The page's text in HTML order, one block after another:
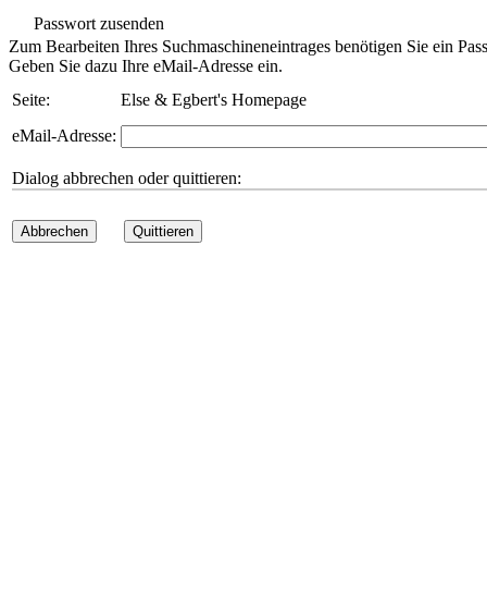
Passwort zusenden
Zum Bearbeiten Ihres Suchmaschineneintrages benötigen Sie ein
Geben Sie dazu Ihre eMail-Adresse ein.
Seite:
Else & Egbert's Homepage
eMail-Adresse:
Dialog abbrechen oder quittieren:
Abbrechen Quittieren